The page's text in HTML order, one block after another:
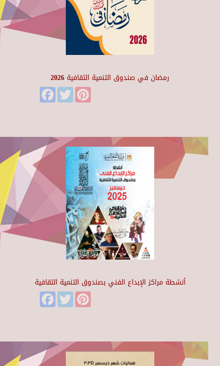
رمضان في صندوق التنمية الثقافية 2026
FacebookTwitter
أنشطة مراكز الإبداع الفني بصندوق التنمية الثقافية
FacebookTwitter